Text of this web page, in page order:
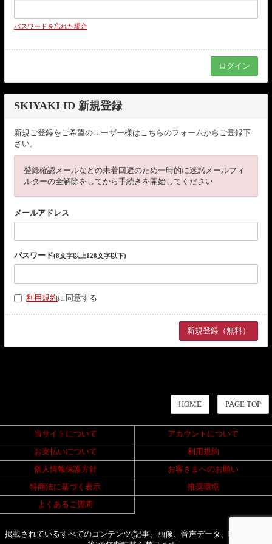
パスワードを忘れた場合
SKIYAKI ID 新規登録
新規ご登録をご希望のユーザー様はこちらのフォームからご登録下
さい。
登録確認メールなどの未着回避のため一時的に迷惑メールフィ
ルターの全解除をしてから手続きを開始してください
メールアドレス
パスワード(8文字以上128文字以下)
利用規約に同意する
HOME PAGE TOP
当サイトについて
アカウントについて
お支払いについて
利用規約
個人情報保護方針
お客さまへのお願い
特商法に基づく表示
推奨環境
よくあるご質問
掲載されているすべてのコンテンツ(記事、画像、音声データ、映像データ